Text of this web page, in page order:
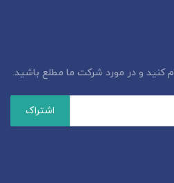
کنید و در مورد شرکت ما مطلع باشید.